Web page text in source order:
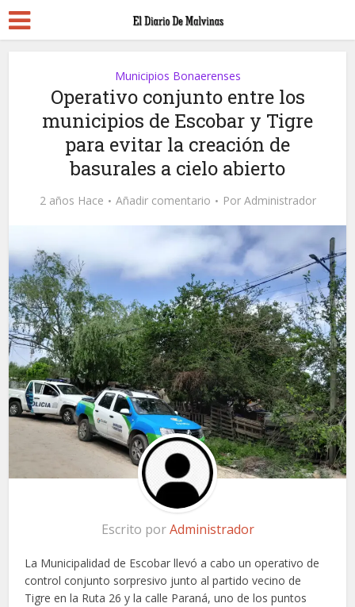
Municipios Bonaerenses
Operativo conjunto entre los
municipios de Escobar y Tigre
para evitar la creación de
basurales a cielo abierto
2 años Hace Añadir comentario Por Administrador
Escrito porAdministrador
La Municipalidad de Escobar llevó a cabo un operativo de
control conjunto sorpresivo junto al partido vecino de
Tigre en la Ruta 26 y la calle Paraná, uno de los puntos